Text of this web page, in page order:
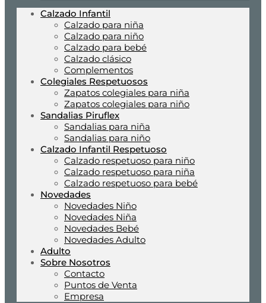
Calzado Infantil
Calzado para niña
Calzado para niño
Calzado para bebé
Calzado clásico
Complementos
Colegiales Respetuosos
Zapatos colegiales para niña
Zapatos colegiales para niño
Sandalias Piruflex
Sandalias para niña
Sandalias para niño
Calzado Infantil Respetuoso
Calzado respetuoso para niño
Calzado respetuoso para niña
Calzado respetuoso para bebé
Novedades
Novedades Niño
Novedades Niña
Novedades Bebé
Novedades Adulto
Adulto
Sobre Nosotros
Contacto
Puntos de Venta
Empresa